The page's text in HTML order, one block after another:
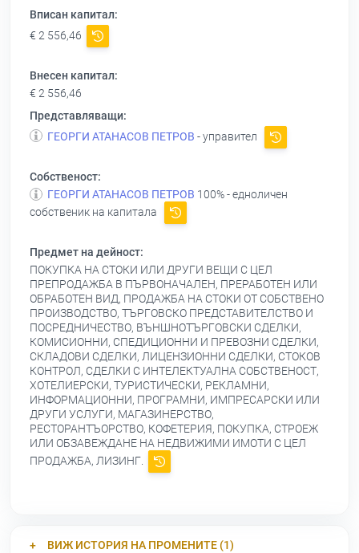
Вписан капитал:
€ 2 556,46
Внесен капитал:
€ 2 556,46
Представляващи:
ГЕОРГИ АТАНАСОВ ПЕТРОВ - управител
Собственост:
ГЕОРГИ АТАНАСОВ ПЕТРОВ 100% - едноличен
собственик на капитала
Предмет на дейност:
ПОКУПКА НА СТОКИ ИЛИ ДРУГИ ВЕЩИ С ЦЕЛ
ПРЕПРОДАЖБА В ПЪРВОНАЧАЛЕН, ПРЕРАБОТЕН ИЛИ
ОБРАБОТЕН ВИД, ПРОДАЖБА НА СТОКИ ОТ СОБСТВЕНО
ПРОИЗВОДСТВО, ТЪРГОВСКО ПРЕДСТАВИТЕЛСТВО И
ПОСРЕДНИЧЕСТВО, ВЪНШНОТЪРГОВСКИ СДЕЛКИ,
КОМИСИОННИ, СПЕДИЦИОННИ И ПРЕВОЗНИ СДЕЛКИ,
СКЛАДОВИ СДЕЛКИ, ЛИЦЕНЗИОННИ СДЕЛКИ, СТОКОВ
КОНТРОЛ, СДЕЛКИ С ИНТЕЛЕКТУАЛНА СОБСТВЕНОСТ,
ХОТЕЛИЕРСКИ, ТУРИСТИЧЕСКИ, РЕКЛАМНИ,
ИНФОРМАЦИОННИ, ПРОГРАМНИ, ИМПРЕСАРСКИ ИЛИ
ДРУГИ УСЛУГИ, МАГАЗИНЕРСТВО,
РЕСТОРАНТЪОРСТВО, КОФЕТЕРИЯ, ПОКУПКА, СТРОЕЖ
ИЛИ ОБЗАВЕЖДАНЕ НА НЕДВИЖИМИ ИМОТИ С ЦЕЛ
ПРОДАЖБА, ЛИЗИНГ.
ВИЖ ИСТОРИЯ НА ПРОМЕНИТЕ (1)